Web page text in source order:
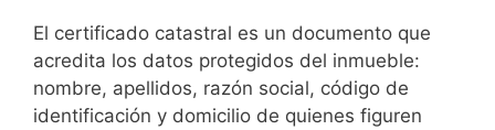
El certificado catastral es un documento que
acredita los datos protegidos del inmueble:
nombre, apellidos, razón social, código de
identificación y domicilio de quienes figuren